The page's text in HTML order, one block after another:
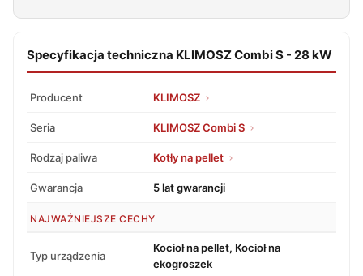
Specyfikacja techniczna KLIMOSZ Combi S - 28 kW
Producent KLIMOSZ
Seria KLIMOSZ Combi S
Rodzaj paliwa Kotły na pellet
Gwarancja 5 lat gwarancji
NAJWAŻNIEJSZE CECHY
Typ urządzenia
Kocioł na pellet, Kocioł na
ekogroszek